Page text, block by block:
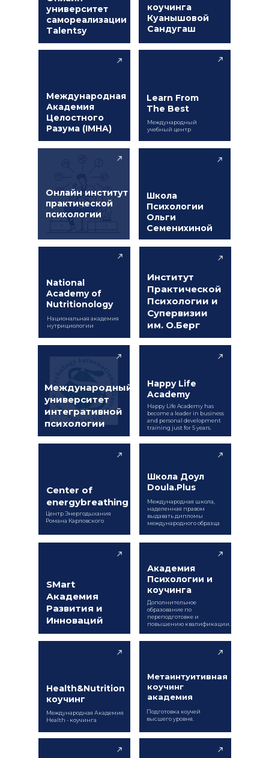
университет
самореализации
Talentsy
Международная
Академия
Целостного
Разума (IMHA)
коучинга
Куанышовой
Сандугаш
Онлайн институт
практической
психологии
Learn From
The Best
Международный
учебный центр
National
Academy of
Nutritionology
Национальная академия
нутрициологии
Метаинтуитивная
коучинг
академия
Подготовка коучей
высшего уровня.
Health&Nutrition
коучинг
Международная Академия
Health - коучинга
SMart
Академия
Развития и
Инноваций
Академия
Психологии и
коучинга
Дополнительное
образование по
переподготовке и
повышению квалификации.
Center of
energybreathing
Центр Энергодыхания
Романа Карловского
Школа Доул
Doula.Plus
Международная школа,
наделенная правом
выдавать дипломы
международного образца
Институт
Практической
Психологии и
Супервизии
им. О.Берг
Happy Life
Academy
Happy Life Academy has
become a leader in business
and personal development
training just for 5 years.
Международный
университет
интегративной
психологии
Школа
Психологии
Ольги
Семенихиной